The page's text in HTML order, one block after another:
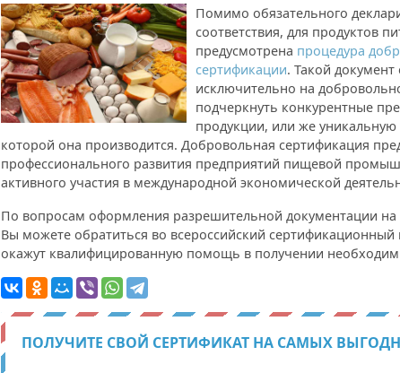
Помимо обязательного
соответствия, для продуктов
предусмотрена процедура
сертификации. Такой
исключительно на
подчеркнуть конкурентные
продукции, или же
которой она производится. Добровольная сертификация
профессионального развития предприятий пищевой
активного участия в международной экономической
По вопросам оформления разрешительной документации на
Вы можете обратиться во всероссийский
окажут квалифицированную помощь в получении
ПОЛУЧИТЕ СВОЙ СЕРТИФИКАТ НА САМЫХ